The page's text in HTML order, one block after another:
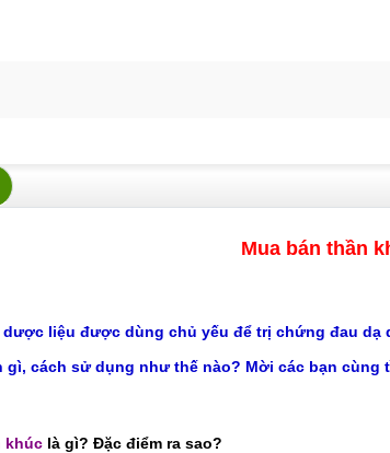
Mua bán thần
liệu được dùng chủ yếu để trị chứng đau dạ
gì, cách sử dụng như thế nào? Mời các bạn
khúc là gì? Đặc điểm ra sao?